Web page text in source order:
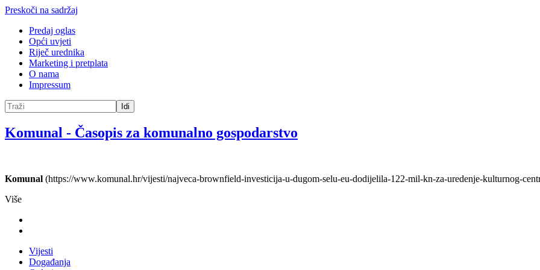
Preskoči na sadržaj
Predaj oglas
Opći uvjeti
Riječ urednika
Marketing i pretplata
O nama
Impressum
Idi
Komunal - Časopis za komunalno gospodarstvo
Komunal (https://www.komunal.hr/vijesti/najveca-brownfield-investicija-u-dugom-selu-eu-dodijelila-122-mil-kn-za-uredenje-kulturnog-
Više
Vijesti
Događanja